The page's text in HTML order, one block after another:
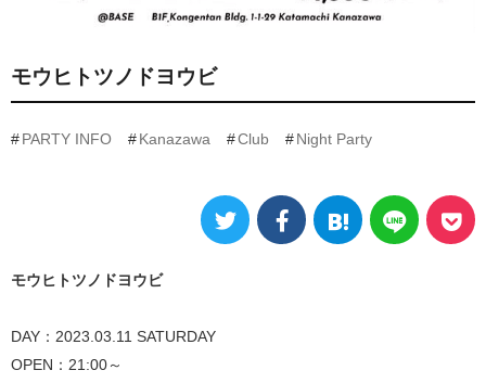
モウヒトツノドヨウビ
PARTY INFO Kanazawa Club Night Party
モウヒトツノドヨウビ
DAY：2023.03.11 SATURDAY
OPEN：21:00～